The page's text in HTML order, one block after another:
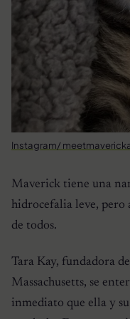
Instagram/
Maverick tiene una
hidrocefalia leve, pero
de todos.
Tara Kay, fundadora
Massachusetts, se
inmediato que ella y